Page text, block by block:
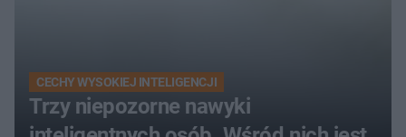
CECHY WYSOKIEJ INTELIGENCJI
Trzy niepozorne nawyki